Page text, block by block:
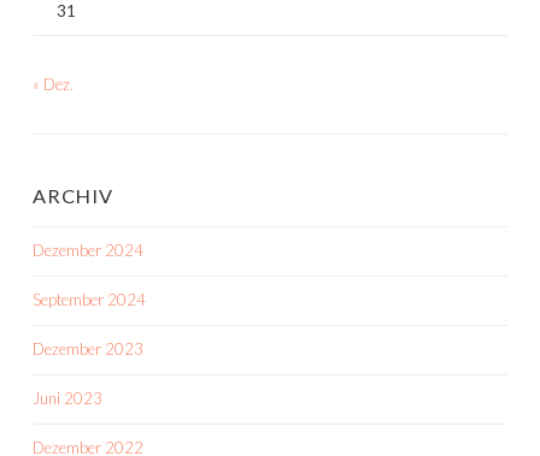
31
« Dez.
ARCHIV
Dezember 2024
September 2024
Dezember 2023
Juni 2023
Dezember 2022